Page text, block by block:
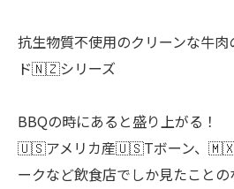
抗生物質不使用のクリーンな牛
ド🇳🇿シリーズ
BBQの時にあると盛り上がる！
🇺🇸アメリカ産🇺🇸Tボーン、
ークなど飲食店でしか見たこと